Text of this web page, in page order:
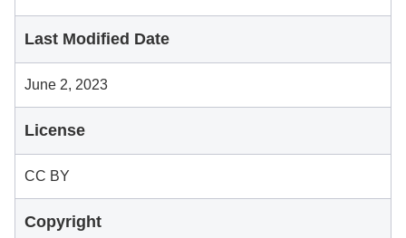
Last Modified Date
June 2, 2023
License
CC BY
Copyright